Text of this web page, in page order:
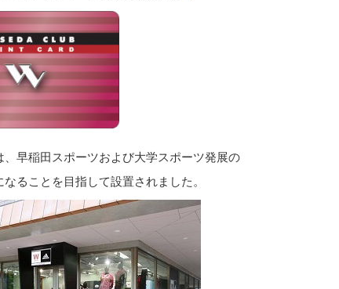
、早稲田スポーツおよび大学スポーツ発展の
ることを目指して設置されました。